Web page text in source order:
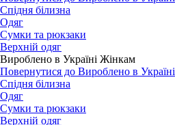
Спідня білизна
Одяг
Сумки та рюкзаки
Верхній одяг
Вироблено в Україні Жінкам
Повернутися до Вироблено в Україні
Спідня білизна
Одяг
Сумки та рюкзаки
Верхній одяг